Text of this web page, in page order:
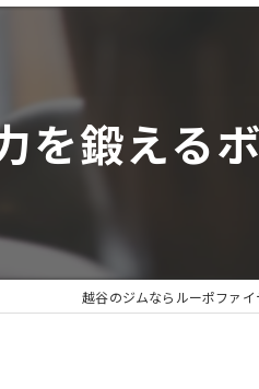
を鍛える
越谷のジムならルーポファイ